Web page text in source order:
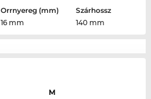
Orrnyereg (mm)
16 mm
Szárhossz
140 mm
M